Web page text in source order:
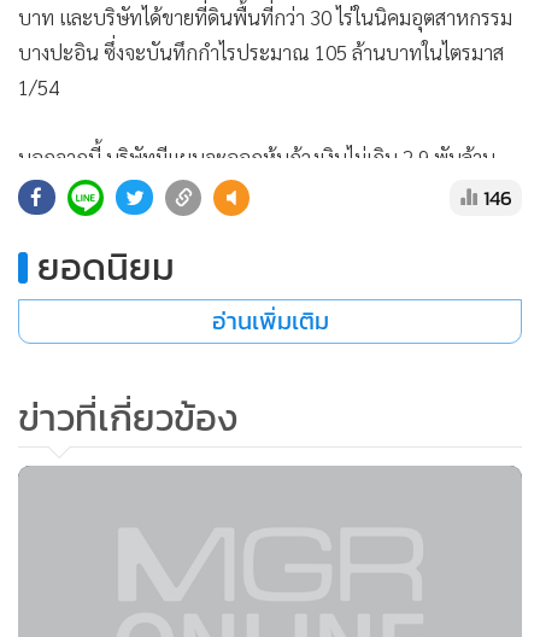
บาท และบริษัทได้ขายที่ดินพื้นที่กว่า 30 ไร่ในนิคมอุตสาหกรรม
บางปะอิน ซึ่งจะบันทึกกำไรประมาณ 105 ล้านบาทในไตรมาส
1/54
นอกจากนี้ บริษัทมีแผนจะออกหุ้นกู้วงเงินไม่เกิน 2.9 พันล้าน
บาท ในไตรมาส 3 หรือ ไตรมาส 4 ปี 54 เพื่อชดเชยหุ้นกู้เดิมที่จะ
สำหรับกรณีการทางพิเศษแห่งประเทศไทย (กทพ.) จะเปิด
ประมูลโครงการทางด่วนสายใหม่ (ทางพิเศษศรีรัช) ระยะทาง 17
สุทธิดา กล่าวว่า บริษัทมีความสนใจเข้าร่วมเพราะบริษัทต้องการ
ขยายเส้นทางออกไป ตอนนี้อยู่ระหว่างศึกษา รวมถึงเรื่องการเงิน
ด้วย โดยคาดว่าหากจะลงทุนโครงการดังกล่าว ต้องใช้เงินลงทุน
แสดงเพิ่มเติม
146
ยอดนิยม
อ่านเพิ่มเติม
ข่าวที่เกี่ยวข้อง